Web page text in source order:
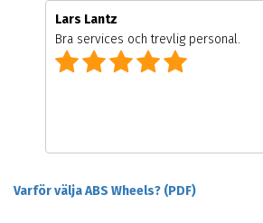
Lars Lantz
Bra services och trevlig personal.
Varför välja ABS Wheels? (PDF)